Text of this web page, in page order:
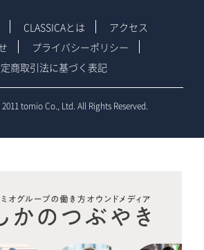
CLASSICAとは
アクセス
プライバシーポリシー
商取引法に基づく表記
tomio Co., Ltd. All Rights Reserved.